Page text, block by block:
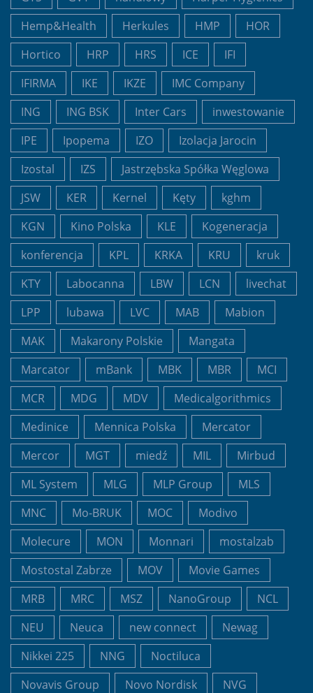
Hemp&Health
Herkules HMP
HOR
Hortico
HRP HRS ICE
IFI
IFIRMA
IKE IKZE
IMC Company
ING
ING BSK Inter Cars
inwestowanie
IPE
Ipopema IZO
Izolacja Jarocin
Izostal
IZS
Jastrzębska Spółka Węglowa
JSW
KER Kernel Kęty
kghm
KGN
Kino Polska KLE
Kogeneracja
konferencja
KPL KRKA KRU
kruk
KTY
Labocanna LBW LCN
livechat
LPP
lubawa LVC MAB
Mabion
MAK
Makarony Polskie
Mangata
Marcator
mBank MBK MBR
MCI
MCR
MDG MDV
Medicalgorithmics
Medinice
Mennica Polska
Mercator
Mercor
MGT miedź MIL
Mirbud
ML System
MLG MLP Group
MLS
MNC
Mo-BRUK MOC
Modivo
Molecure
MON Monnari
mostalzab
Mostostal Zabrze
MOV
Movie Games
MRB
MRC MSZ NanoGroup
NCL
NEU
Neuca new connect
Newag
Nikkei 225
NNG
Noctiluca
Novavis Group
Novo Nordisk
NVG